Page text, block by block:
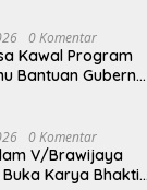
0 Komentar
Kawal Program
Bantuan Gubernur
0 Komentar
V/Brawijaya
Buka Karya Bhakti